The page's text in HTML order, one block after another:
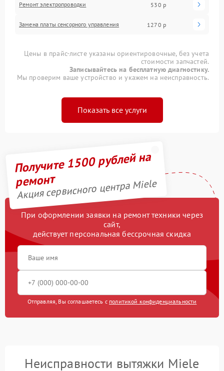
Ремонт электропроводки 530 р
Замена платы сенсорного управления 1270 р
Цены в прайс-листе указаны ориентировочные, без учета
стоимости запчастей.
Записывайтесь на бесплатную диагностику.
Мы проверим ваше устройство и укажем на неисправность.
Показать все услуги
Получите 1500 рублей на
ремонт
Акция сервисного центра Miele
При оформлении заявки на ремонт техники через
сайт,
действует персональная бессрочная скидка
Отправляя, Вы соглашаетесь с политикой конфиденциальности
Неисправности вытяжки Miele